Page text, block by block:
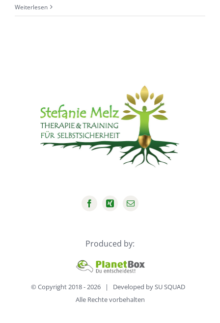
Klopfakupressur
online
Weiterlesen
Produced by:
© Copyright 2018 -2026 | Developed bySU SQUAD
Alle Rechte vorbehalten